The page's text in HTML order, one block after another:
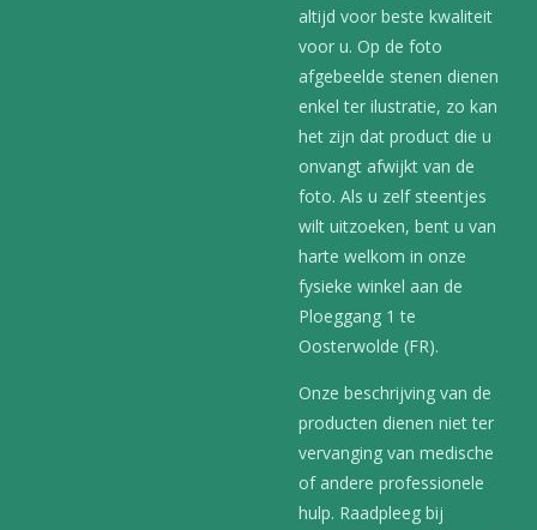
altijd voor beste kwaliteit
voor u. Op de foto
afgebeelde stenen dienen
enkel ter ilustratie, zo kan
het zijn dat product die u
onvangt afwijkt van de
foto. Als u zelf steentjes
wilt uitzoeken, bent u van
harte welkom in onze
fysieke winkel aan de
Ploeggang 1 te
Oosterwolde (FR).
Onze beschrijving van de
producten dienen niet ter
vervanging van medische
of andere professionele
hulp. Raadpleeg bij